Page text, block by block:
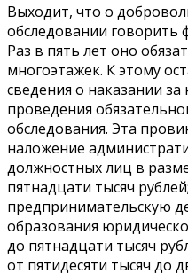
Выходит, что о
обследовании говорить
Раз в пять лет оно
многоэтажек. К этому
сведения о наказании
проведения
обследования. Эта
наложение
должностных лиц в
пятнадцати тысяч
предпринимательскую
образования
до пятнадцати тысяч
от пятидесяти тысяч до